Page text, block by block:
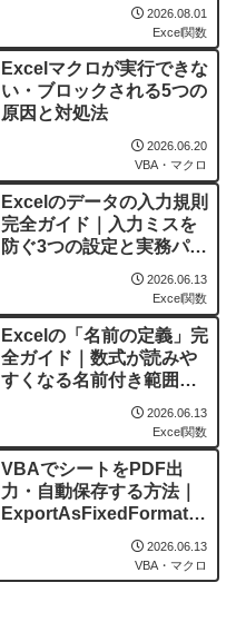
2026.08.01
Excel関数
Excelマクロが実行できな
い・ブロックされる5つの
原因と対処法
2026.06.20
VBA・マクロ
Excelのデータの入力規則
完全ガイド｜入力ミスを
防ぐ3つの設定と実務パタ
2026.06.13
Excel関数
Excelの「名前の定義」完
全ガイド｜数式が読みや
すくなる名前付き範囲の
2026.06.13
Excel関数
VBAでシートをPDF出
力・自動保存する方法｜
ExportAsFixedFormatで
請求書・報告書を自動化
2026.06.13
VBA・マクロ